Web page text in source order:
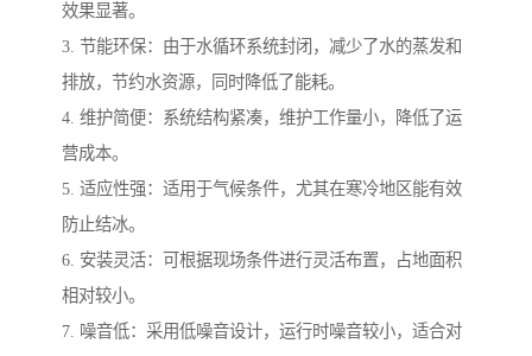
效果显著。
3. 节能环保：由于水循环系统封闭，减少了水的蒸发和
排放，节约水资源，同时降低了能耗。
4. 维护简便：系统结构紧凑，维护工作量小，降低了运
营成本。
5. 适应性强：适用于气候条件，尤其在寒冷地区能有效
防止结冰。
6. 安装灵活：可根据现场条件进行灵活布置，占地面积
相对较小。
7. 噪音低：采用低噪音设计，运行时噪音较小，适合对